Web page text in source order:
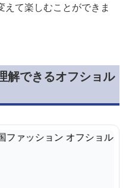
て楽しむことができま
解できるオフショル